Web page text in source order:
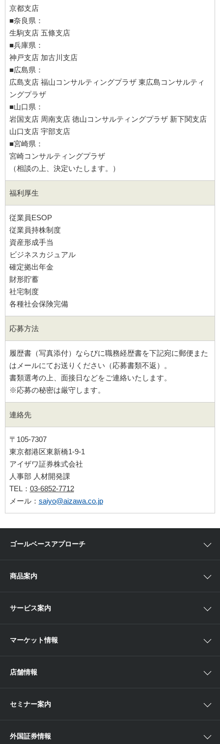
京都支店
■奈良県：
生駒支店 五條支店
■兵庫県：
神戸支店 加古川支店
■広島県：
広島支店 福山コンサルティングプラザ 東広島コンサルティ
ングプラザ
■山口県：
岩国支店 周南支店 徳山コンサルティングプラザ 新下関支店
山口支店 宇部支店
■宮崎県：
宮崎コンサルティングプラザ
（相談の上、決定いたします。）
福利厚生
従業員ESOP
従業員持株制度
資産形成手当
ビジネスカジュアル
確定拠出年金
財形貯蓄
社宅制度
各種社会保険完備
応募方法
履歴書（写真添付）ならびに職務経歴書を下記宛に郵便また
はメールにてお送りください（応募書類不返）。
書類選考の上、面接日などをご連絡いたします。
※応募の秘密は厳守します。
連絡先
〒105-7307
東京都港区東新橋1-9-1
アイザワ証券株式会社
人事部 人材開発課
TEL： 03-6852-7712
メール： saiyo@aizawa.co.jp
ゴールベースアプローチ
αポート
商品案内
欧米株
ETF・ETN・REIT
ラップサービス
新商品情報
サービス案内
取引ツール
各種お手続き
マーケット情報
店舗情報
近畿
セミナー案内
外国証券情報